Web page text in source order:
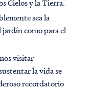
Cielos y la Tierra.
sea la
como para el
visitar
la vida se
recordatorio